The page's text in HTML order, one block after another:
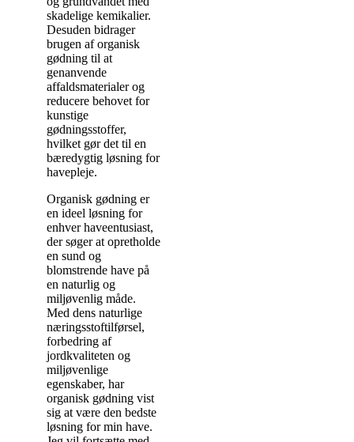
skadelige kemikalier.
Desuden bidrager
brugen af organisk
gødning til at
genanvende
affaldsmaterialer og
reducere behovet for
kunstige
gødningsstoffer,
hvilket gør det til en
bæredygtig løsning for
havepleje.
Organisk gødning er
en ideel løsning for
enhver haveentusiast,
der søger at opretholde
en sund og
blomstrende have på
en naturlig og
miljøvenlig måde.
Med dens naturlige
næringsstoftilførsel,
forbedring af
jordkvaliteten og
miljøvenlige
egenskaber, har
organisk gødning vist
sig at være den bedste
løsning for min have.